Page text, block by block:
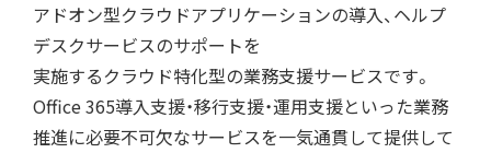
アドオン型クラウドアプリケーションの導入、ヘルプ
デスクサービスのサポートを
実施するクラウド特化型の業務支援サービスです。
Office 365導入支援・移行支援・運用支援といった業務
推進に必要不可欠なサービスを一気通貫して提供して